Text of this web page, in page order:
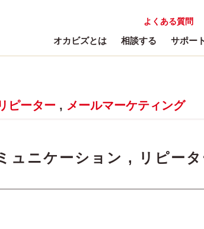
よくある質問
オカビズとは 相談する サポー
ピーター , メールマーケティング
ュニケーション , リピー